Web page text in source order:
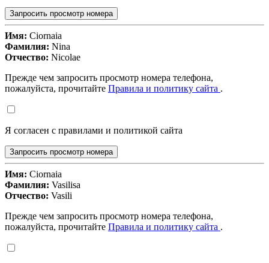
Запросить просмотр номера
Имя: Ciornaia
Фамилия: Nina
Отчество: Nicolae
Прежде чем запросить просмотр номера телефона,
пожалуйста, прочитайте Правила и политику сайта .
Я согласен с правилами и политикой сайта
Запросить просмотр номера
Имя: Ciornaia
Фамилия: Vasilisa
Отчество: Vasili
Прежде чем запросить просмотр номера телефона,
пожалуйста, прочитайте Правила и политику сайта .